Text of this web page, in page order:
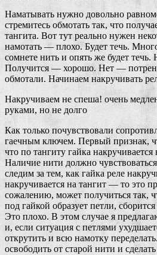
Наматывать нужно довольно
стремитесь обмотать так, что
тангита. Вот тут реально нужен
намотать — плохо. Будет течь.
сомнете нить и опять же будет течь.
Получится — хорошо. Нет —
обмотали. Начинаем накручивать
Накручиваем не спеша! очень
руками, но не долго
Как только почувствовали
гаечным ключем. Первый признак,
что по тангиту гайка
Наличие нити должно
следим за тем, как гайка реле
накручивается на тангит — то это
сожалению, может получиться так,
под гайкой образует петли,
Это плохо. В этом случае я
и, если ситуация с петлями
открутить и всю намотку
освободить от старой нити и